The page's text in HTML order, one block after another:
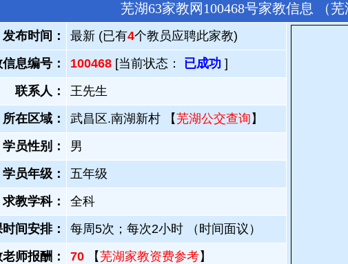
芜湖63家教网100468号家教信息 （芜
发布时间： 最新 (已有4个教员应聘此家教)
息编号： 100468 [当前状态： 已成功 ]
联系人：
王先生
所在区域：
武昌区.南湖新村 【芜湖公交查询 】
学员性别：
男
学员年级：
五年级
求教学科：
全科
间安排：
每周5次；每次2小时 （时间面议）
师报酬：
70 【芜湖家教资费参考】